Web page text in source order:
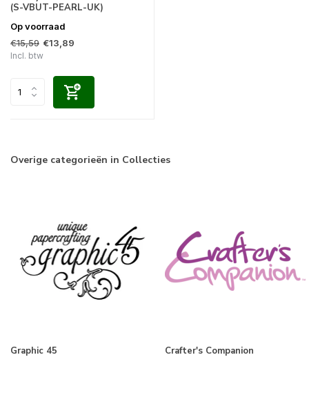
(S-VBUT-PEARL-UK)
Op voorraad
€15,59 €13,89
Incl. btw
Overige categorieën in Collecties
Graphic 45 Crafter's Companion